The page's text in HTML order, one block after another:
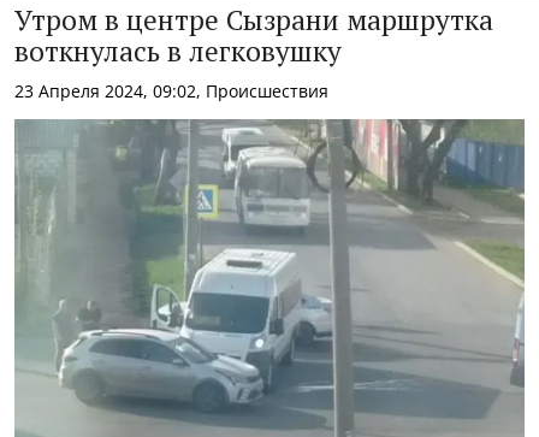
Утром в центре Сызрани маршрутка
воткнулась в легковушку
23 Апреля 2024, 09:02, Происшествия